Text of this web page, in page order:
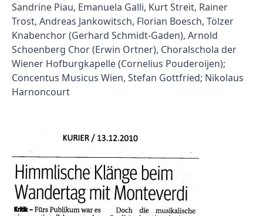
Sandrine Piau, Emanuela Galli, Kurt Streit, Rainer
Trost, Andreas Jankowitsch, Florian Boesch, Tölzer
Knabenchor (Gerhard Schmidt-Gaden), Arnold
Schoenberg Chor (Erwin Ortner), Choralschola der
Wiener Hofburgkapelle (Cornelius Pouderoijen);
Concentus Musicus Wien, Stefan Gottfried; Nikolaus
Harnoncourt